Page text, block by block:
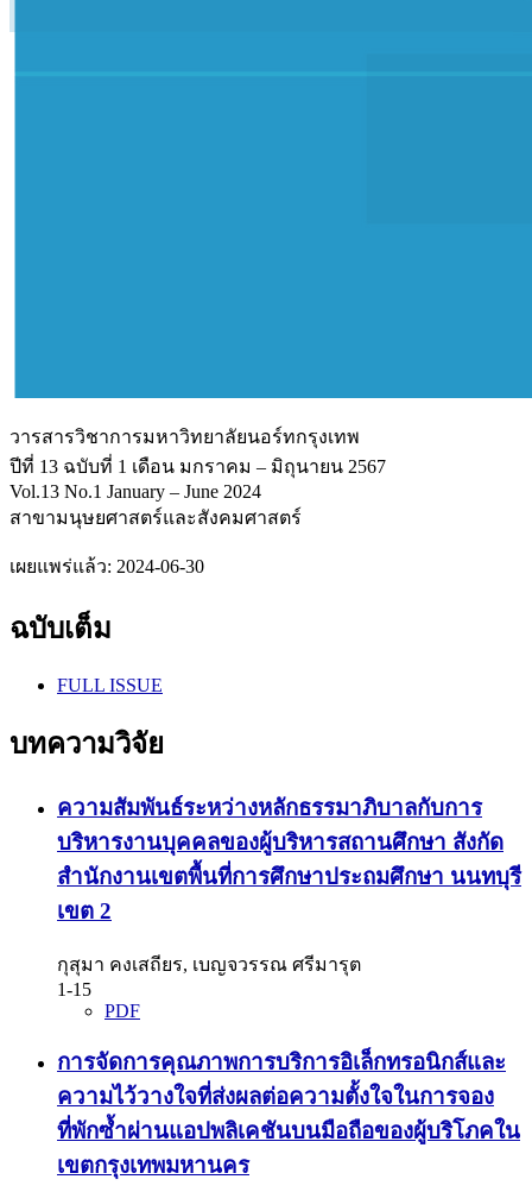
วารสารวิชาการมหาวิทยาลัยนอร์ทกรุงเทพ
ปีที่ 13 ฉบับที่ 1 เดือน มกราคม – มิถุนายน 2567
Vol.13 No.1 January – June 2024
สาขามนุษยศาสตร์และสังคมศาสตร์
เผยแพร่แล้ว: 2024-06-30
ฉบับเต็ม
FULL ISSUE
บทความวิจัย
ความสัมพันธ์ระหว่างหลักธรรมาภิบาลกับการ
บริหารงานบุคคลของผู้บริหารสถานศึกษา สังกัด
สำนักงานเขตพื้นที่การศึกษาประถมศึกษา นนทบุรี
เขต 2
กุสุมา คงเสถียร, เบญจวรรณ ศรีมารุต
1-15
PDF
การจัดการคุณภาพการบริการอิเล็กทรอนิกส์และ
ความไว้วางใจที่ส่งผลต่อความตั้งใจในการจอง
ที่พักซ้ำผ่านแอปพลิเคชันบนมือถือของผู้บริโภคใน
เขตกรุงเทพมหานคร